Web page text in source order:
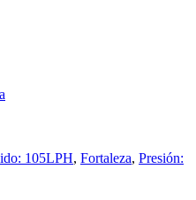
105LPH, Fortaleza, Presión: